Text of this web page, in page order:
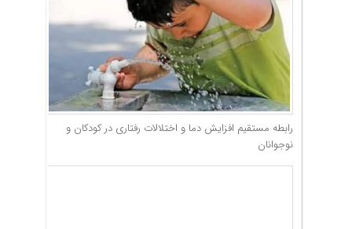
رابطه مستقیم افزایش دما و اختلالات رفتاری در کودکان و
نوجوانان